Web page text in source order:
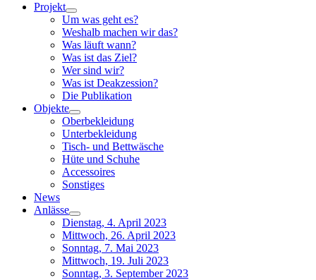
Projekt
Um was geht es?
Weshalb machen wir das?
Was läuft wann?
Was ist das Ziel?
Wer sind wir?
Was ist Deakzession?
Die Publikation
Objekte
Oberbekleidung
Unterbekleidung
Tisch- und Bettwäsche
Hüte und Schuhe
Accessoires
Sonstiges
News
Anlässe
Dienstag, 4. April 2023
Mittwoch, 26. April 2023
Sonntag, 7. Mai 2023
Mittwoch, 19. Juli 2023
Sonntag, 3. September 2023